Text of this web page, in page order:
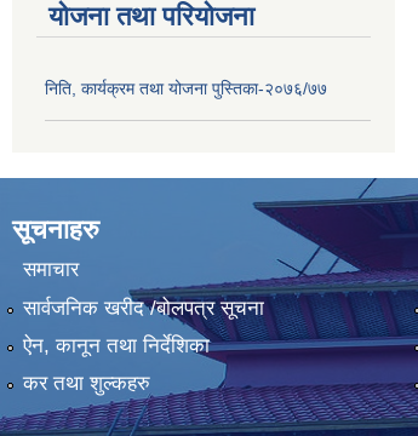
योजना तथा परियोजना
निति, कार्यक्रम तथा योजना पुस्तिका-२०७६/७७
सूचनाहरु
समाचार
सार्वजनिक खरीद /बोलपत्र सूचना
ऐन, कानून तथा निर्देशिका
कर तथा शुल्कहरु